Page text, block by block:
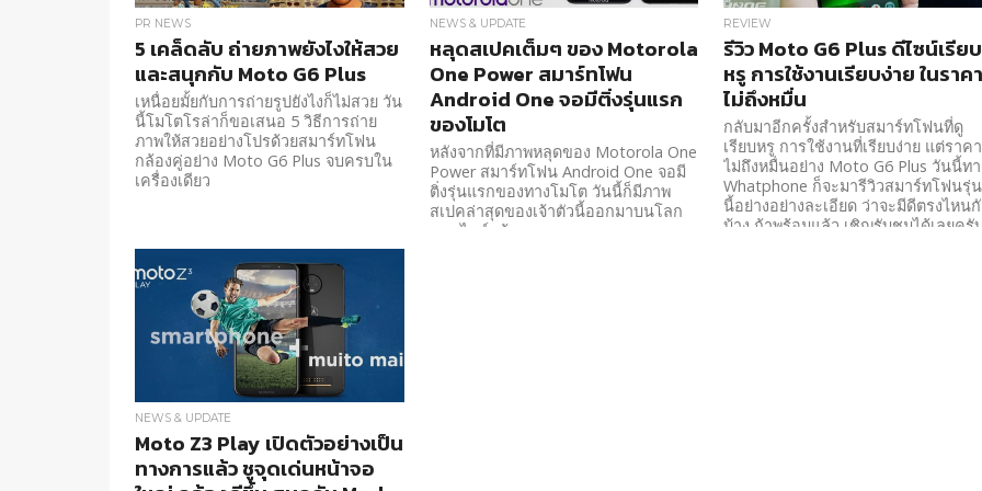
PR NEWS
5 เคล็ดลับ ถ่ายภาพยังไงให้สวย
และสนุกกับ Moto G6 Plus
เหนื่อยมั้ยกับการถ่ายรูปยังไงก็ไม่สวย วัน
นี้โมโตโรล่าก็ขอเสนอ 5 วิธีการถ่าย
ภาพให้สวยอย่างโปรด้วยสมาร์ทโฟน
กล้องคู่อย่าง Moto G6 Plus จบครบใน
เครื่องเดียว
NEWS & UPDATE
หลุดสเปคเต็มๆ ของ Motorola
One Power สมาร์ทโฟน
Android One จอมีติ่งรุ่นแรก
ของโมโต
หลังจากที่มีภาพหลุดของ Motorola One
Power สมาร์ทโฟน Android One จอมี
ติ่งรุ่นแรกของทางโมโต วันนี้ก็มีภาพ
สเปคล่าสุดของเจ้าตัวนี้ออกมาบนโลก
ออนไลน์แล้ว
REVIEW
รีวิว Moto G6 Plus ดีไซน์เรียบ
หรู การใช้งานเรียบง่าย ในราคา
ไม่ถึงหมื่น
กลับมาอีกครั้งสำหรับสมาร์ทโฟนที่ดู
เรียบหรู การใช้งานที่เรียบง่าย แต่ราคา
ไม่ถึงหมื่นอย่าง Moto G6 Plus วันนี้ทา
Whatphone ก็จะมารีวิวสมาร์ทโฟนรุ่น
นี้อย่างอย่างละเอียด ว่าจะมีดีตรงไหน
บ้าง ถ้าพร้อมแล้ว เชิญรับชมได้เลยครับ
NEWS & UPDATE
Moto Z3 Play เปิดตัวอย่างเป็น
ทางการแล้ว ชูจุดเด่นหน้าจอ